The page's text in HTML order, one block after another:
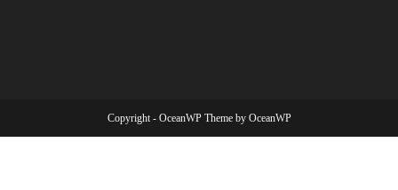
Copyright - OceanWP Theme by OceanWP